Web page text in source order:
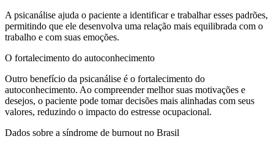
A psicanálise ajuda o paciente a identificar e trabalhar esses padrões,
permitindo que ele desenvolva uma relação mais equilibrada com o
trabalho e com suas emoções.
O fortalecimento do autoconhecimento
Outro benefício da psicanálise é o fortalecimento do
autoconhecimento. Ao compreender melhor suas motivações e
desejos, o paciente pode tomar decisões mais alinhadas com seus
valores, reduzindo o impacto do estresse ocupacional.
Dados sobre a síndrome de burnout no Brasil